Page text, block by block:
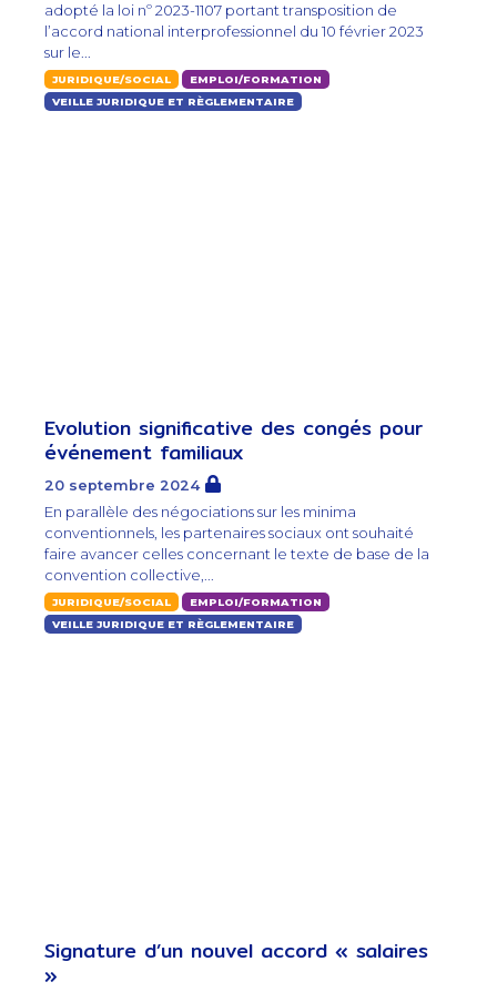
adopté la loi nº 2023-1107 portant transposition de
l’accord national interprofessionnel du 10 février 2023
sur le...
JURIDIQUE/SOCIAL
EMPLOI/FORMATION
VEILLE JURIDIQUE ET RÈGLEMENTAIRE
Evolution significative des congés pour
événement familiaux
20 septembre 2024
En parallèle des négociations sur les minima
conventionnels, les partenaires sociaux ont souhaité
faire avancer celles concernant le texte de base de la
convention collective,...
JURIDIQUE/SOCIAL
EMPLOI/FORMATION
VEILLE JURIDIQUE ET RÈGLEMENTAIRE
Signature d’un nouvel accord « salaires
»